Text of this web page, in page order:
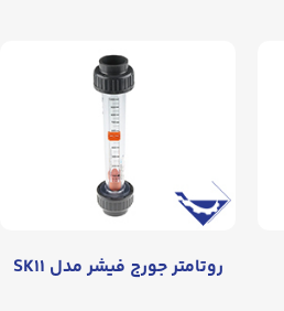
روتامتر جورج فیشر مدل SK۱۱